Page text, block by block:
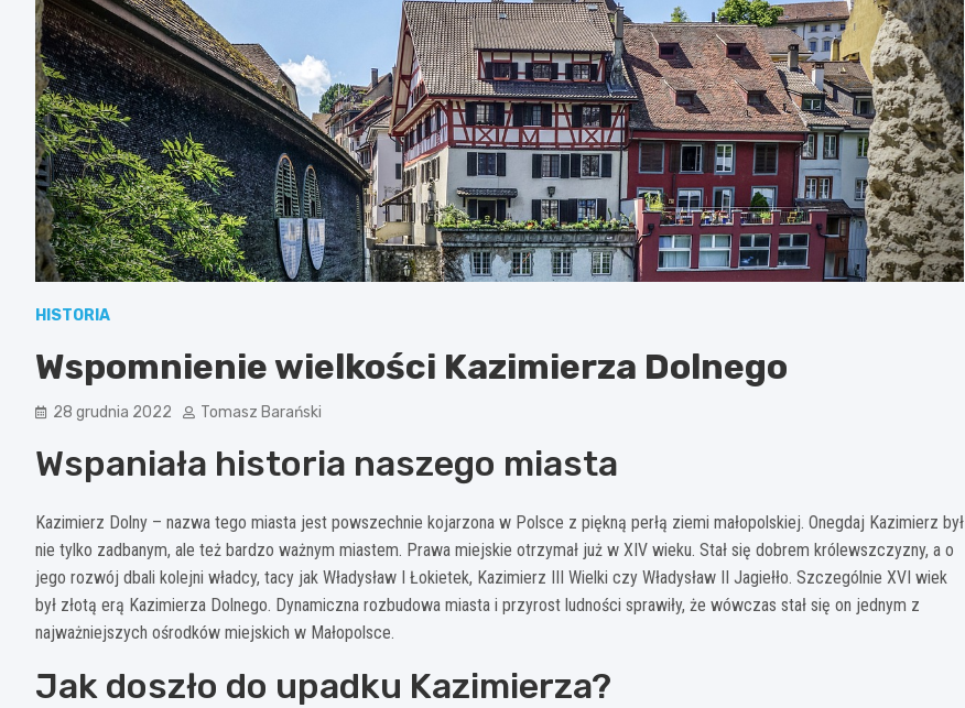
HISTORIA
Wspomnienie wielkości Kazimierza Dolnego
28 grudnia 2022 Tomasz Barański
Wspaniała historia naszego miasta
Kazimierz Dolny – nazwa tego miasta jest powszechnie kojarzona w Polsce z piękną perłą ziemi małopolskiej. Onegdaj Kazimierz był
nie tylko zadbanym, ale też bardzo ważnym miastem. Prawa miejskie otrzymał już w XIV wieku. Stał się dobrem królewszczyzny, a o
jego rozwój dbali kolejni władcy, tacy jak Władysław I Łokietek, Kazimierz III Wielki czy Władysław II Jagiełło. Szczególnie XVI wiek
był złotą erą Kazimierza Dolnego. Dynamiczna rozbudowa miasta i przyrost ludności sprawiły, że wówczas stał się on jednym z
najważniejszych ośrodków miejskich w Małopolsce.
Jak doszło do upadku Kazimierza?